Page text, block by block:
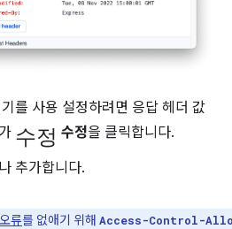
를 사용 설정하려면 응답 헤더 값
수정 수정을 클릭합니다.
추가합니다.
류를 없애기 위해 Access-Control-